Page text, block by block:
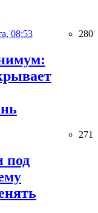
08:53 280
271
под